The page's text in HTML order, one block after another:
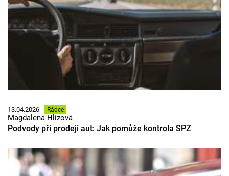
13.04.2026 Rádce
Magdalena Hlízová
Podvody při prodeji aut: Jak pomůže kontrola SPZ